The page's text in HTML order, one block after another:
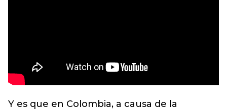
Y es que en Colombia, a causa de la